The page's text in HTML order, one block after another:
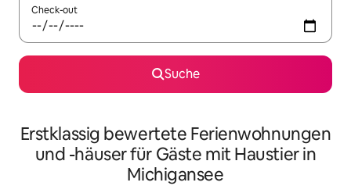
Check-out
Suche
Erstklassig bewertete Ferienwohnungen
und -häuser für Gäste mit Haustier in
Michigansee